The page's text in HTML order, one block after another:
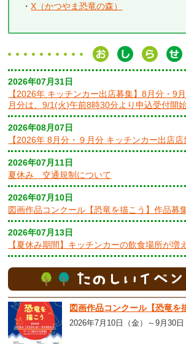
・X（かつやま恐竜の森）
2026年07月31日
【2026年 キッチンカー出店募集】8月分・9
月分は、9/1(火)午前8時30分より申込受付開始
2026年08月07日
【2026年 8月分・９月分 キッチンカー出店
2026年07月11日
夏休み 交通規制について
2026年07月10日
図画作品コンクール【恐竜を描こう】作品募
2026年07月13日
【夏休み期間】キッチンカーの飲食場所が増
図画作品コンクール【恐竜を
2026年7月10日（金）～9月30日